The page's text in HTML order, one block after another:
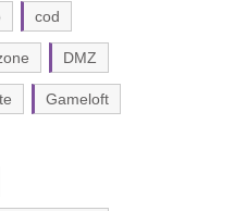
cod
DMZ
Gameloft